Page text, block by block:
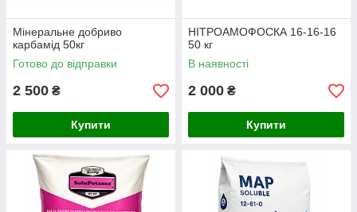
Мінеральне добриво
карбамід 50кг
Готово до відправки
2 500 ₴
Купити
НІТРОАМОФОСКА 16-16-16
50 кг
В наявності
2 000 ₴
Купити